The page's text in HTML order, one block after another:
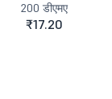
200 डीएमए
₹17.20